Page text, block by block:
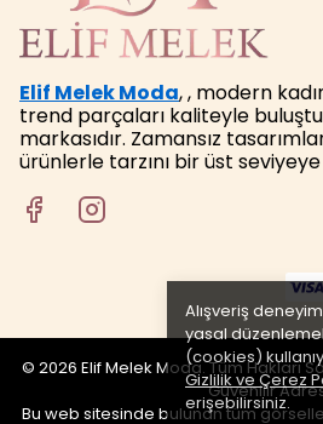
Alışveriş
yasal
(cookies)
Gizlilik ve Çerez
erişebilirsiniz.
Elif Melek Moda, , modern
trend parçaları kaliteyle
markasıdır. Zamansız
ürünlerle tarzını bir üst
© 2026 Elif Melek Moda. Tüm Hakları
Güvenilir
Bu web sitesinde bulunan tüm